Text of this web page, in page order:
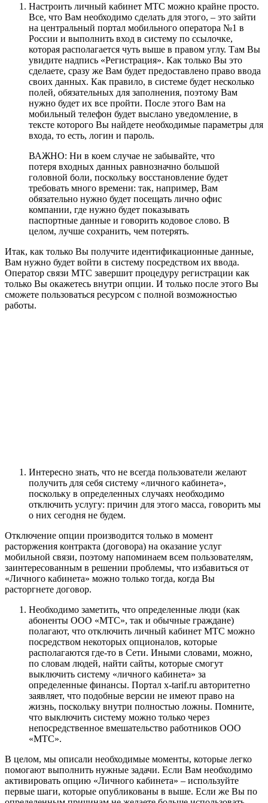
Настроить личный кабинет МТС можно крайне просто.
Все, что Вам необходимо сделать для этого, – это зайти
на центральный портал мобильного оператора №1 в
России и выполнить вход в систему по ссылочке,
которая располагается чуть выше в правом углу. Там Вы
увидите надпись «Регистрация». Как только Вы это
сделаете, сразу же Вам будет предоставлено право ввода
своих данных. Как правило, в системе будет несколько
полей, обязательных для заполнения, поэтому Вам
нужно будет их все пройти. После этого Вам на
мобильный телефон будет выслано уведомление, в
тексте которого Вы найдете необходимые параметры для
входа, то есть, логин и пароль.
ВАЖНО: Ни в коем случае не забывайте, что
потеря входных данных равнозначно большой
головной боли, поскольку восстановление будет
требовать много времени: так, например, Вам
обязательно нужно будет посещать лично офис
компании, где нужно будет показывать
паспортные данные и говорить кодовое слово. В
целом, лучше сохранить, чем потерять.
Итак, как только Вы получите идентификационные данные,
Вам нужно будет войти в систему посредством их ввода.
Оператор связи МТС завершит процедуру регистрации как
только Вы окажетесь внутри опции. И только после этого Вы
сможете пользоваться ресурсом с полной возможностью
работы.
Интересно знать, что не всегда пользователи желают
получить для себя систему «личного кабинета»,
поскольку в определенных случаях необходимо
отключить услугу: причин для этого масса, говорить мы
о них сегодня не будем.
Отключение опции производится только в момент
расторжения контракта (договора) на оказание услуг
мобильной связи, поэтому напоминаем всем пользователям,
заинтересованным в решении проблемы, что избавиться от
«Личного кабинета» можно только тогда, когда Вы
расторгнете договор.
Необходимо заметить, что определенные люди (как
абоненты ООО «МТС», так и обычные граждане)
полагают, что отключить личный кабинет МТС можно
посредством некоторых опционалов, которые
располагаются где-то в Сети. Иными словами, можно,
по словам людей, найти сайты, которые смогут
выключить систему «личного кабинета» за
определенные финансы. Портал x-tarif.ru авторитетно
заявляет, что подобные версии не имеют право на
жизнь, поскольку внутри полностью ложны. Помните,
что выключить систему можно только через
непосредственное вмешательство работников ООО
«МТС».
В целом, мы описали необходимые моменты, которые легко
помогают выполнить нужные задачи. Если Вам необходимо
активировать опцию «Личного кабинета» – используйте
первые шаги, которые опубликованы в выше. Если же Вы по